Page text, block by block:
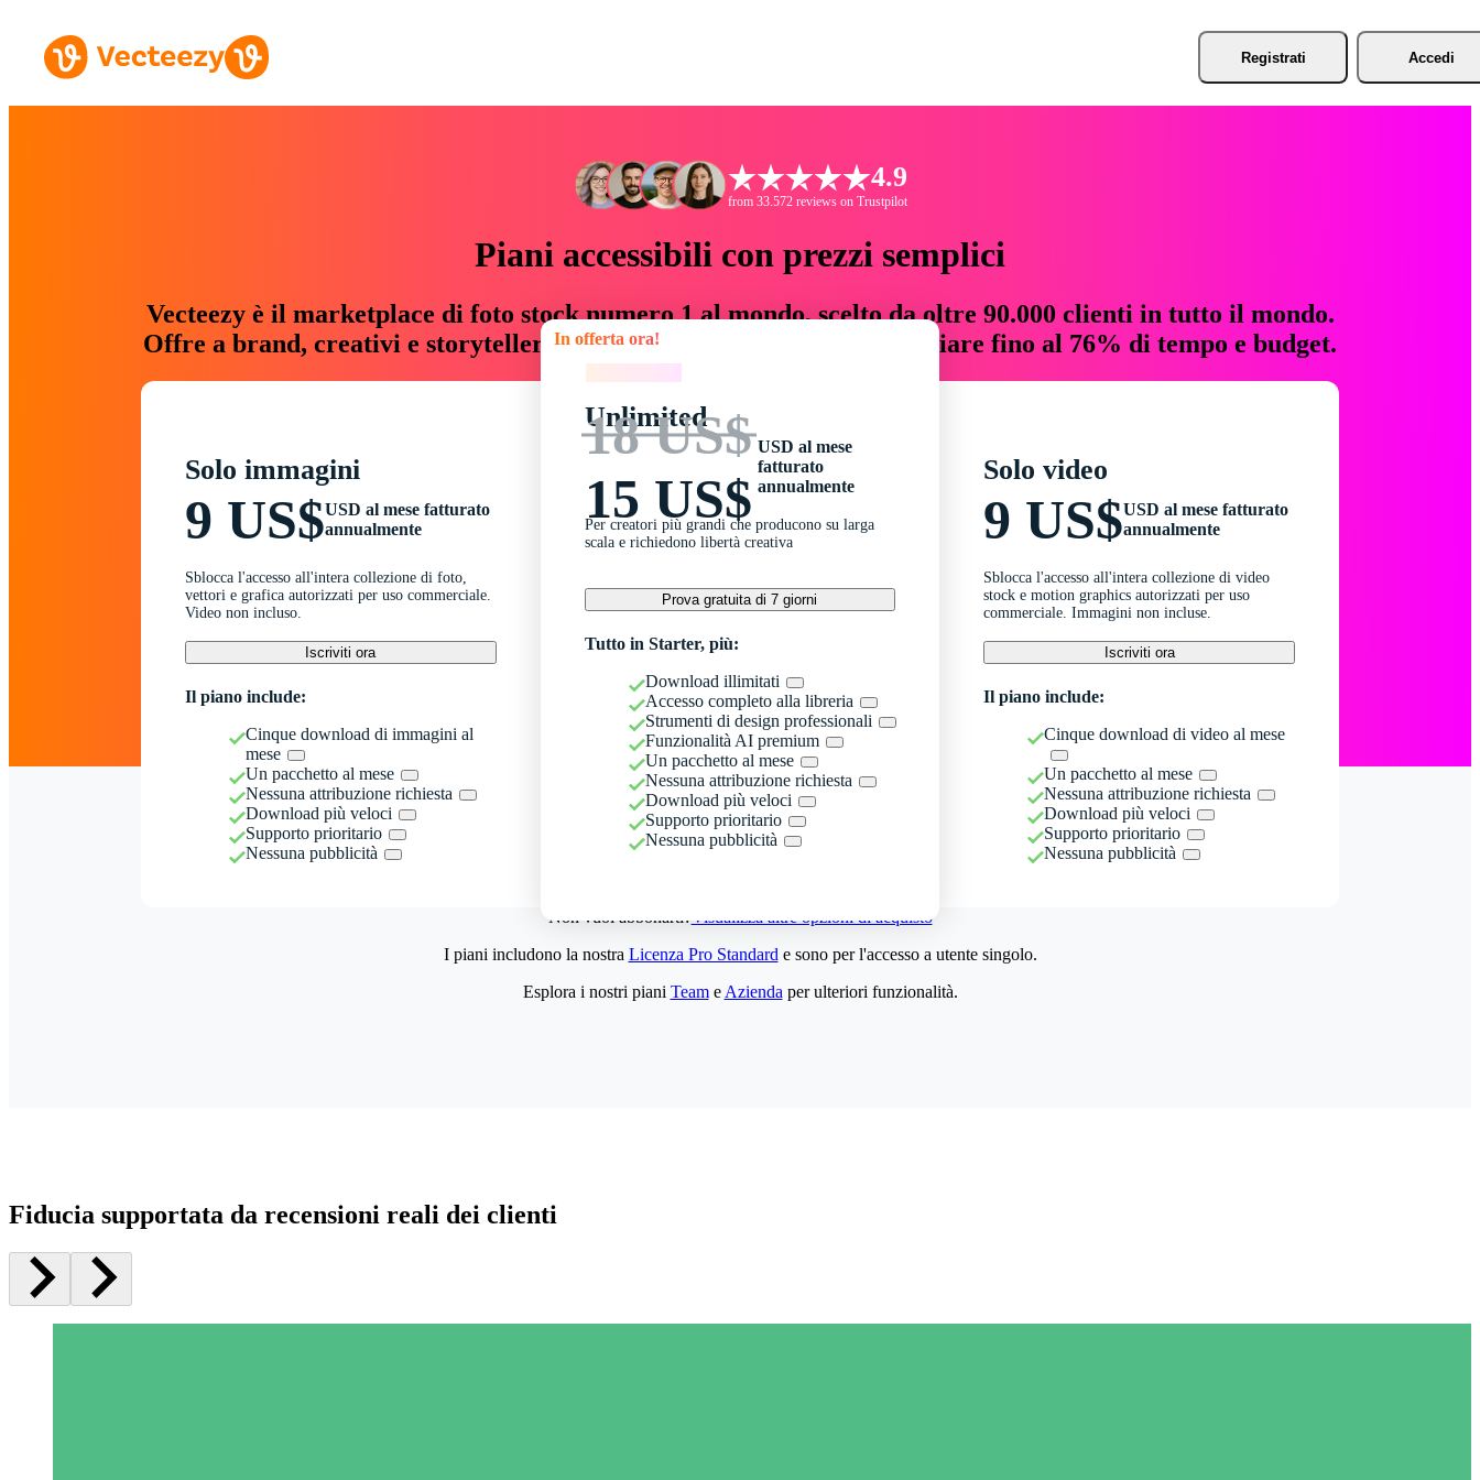
Registrati Accedi
4.9
from 33.572 reviews on Trustpilot
Piani accessibili con prezzi semplici
Vecteezy è il marketplace di foto stock numero 1 al mondo, scelto da oltre 90.000 clienti in tutto il mondo.
Offre a brand, creativi e storyteller risorse creative che fanno risparmiare fino al 76% di tempo e budget.
Solo immagini
9 US$USD al mese fatturato
annualmente
Sblocca l'accesso all'intera collezione di foto,
vettori e grafica autorizzati per uso commerciale.
Video non incluso.
Iscriviti ora
Il piano include:
Cinque download di immagini al
mese
Un pacchetto al mese
Nessuna attribuzione richiesta
Download più veloci
Supporto prioritario
Nessuna pubblicità
In offerta ora!
Unlimited
18 US$
15 US$
USD al mese
fatturato
annualmente
Per creatori più grandi che producono su larga
scala e richiedono libertà creativa
Prova gratuita di 7 giorni
Tutto in Starter, più:
Download illimitati
Accesso completo alla libreria
Strumenti di design professionali
Funzionalità AI premium
Un pacchetto al mese
Nessuna attribuzione richiesta
Download più veloci
Supporto prioritario
Nessuna pubblicità
Solo video
9 US$USD al mese fatturato
annualmente
Sblocca l'accesso all'intera collezione di video
stock e motion graphics autorizzati per uso
commerciale. Immagini non incluse.
Iscriviti ora
Il piano include:
Cinque download di video al mese
Un pacchetto al mese
Nessuna attribuzione richiesta
Download più veloci
Supporto prioritario
Nessuna pubblicità
Non vuoi abbonarti?Visualizza altre opzioni di acquisto
I piani includono la nostra Licenza Pro Standard e sono per l'accesso a utente singolo.
Esplora i nostri piani Teame Azienda per ulteriori funzionalità.
Fiducia supportata da recensioni reali dei clienti